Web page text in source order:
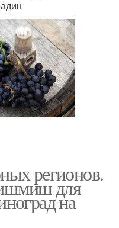
регионов.
для
на